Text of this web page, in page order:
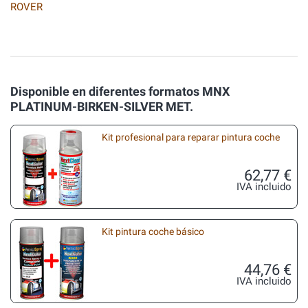
ROVER
Disponible en diferentes formatos MNX
PLATINUM-BIRKEN-SILVER MET.
Kit profesional para reparar pintura coche
62,77 €
IVA incluido
Kit pintura coche básico
44,76 €
IVA incluido